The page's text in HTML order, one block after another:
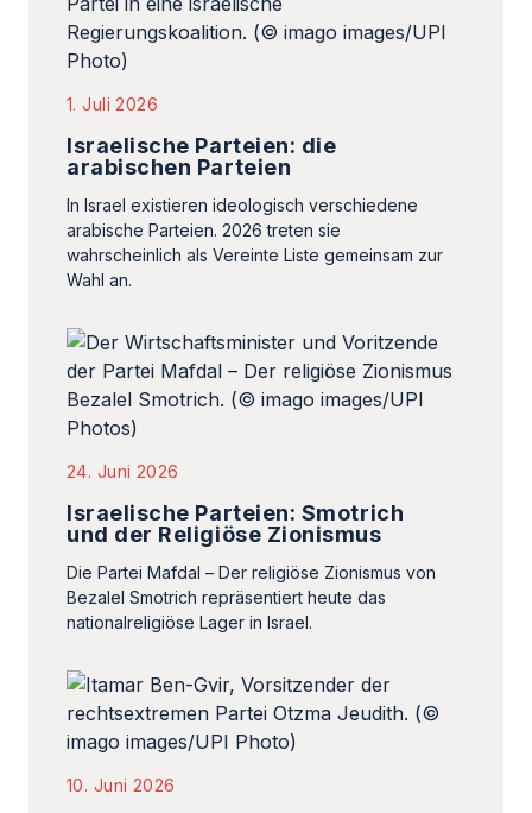
1. Juli 2026
Israelische Parteien: die
arabischen Parteien
In Israel existieren ideologisch verschiedene
arabische Parteien. 2026 treten sie
wahrscheinlich als Vereinte Liste gemeinsam zur
Wahl an.
24. Juni 2026
Israelische Parteien: Smotrich
und der Religiöse Zionismus
Die Partei Mafdal – Der religiöse Zionismus von
Bezalel Smotrich repräsentiert heute das
nationalreligiöse Lager in Israel.
10. Juni 2026